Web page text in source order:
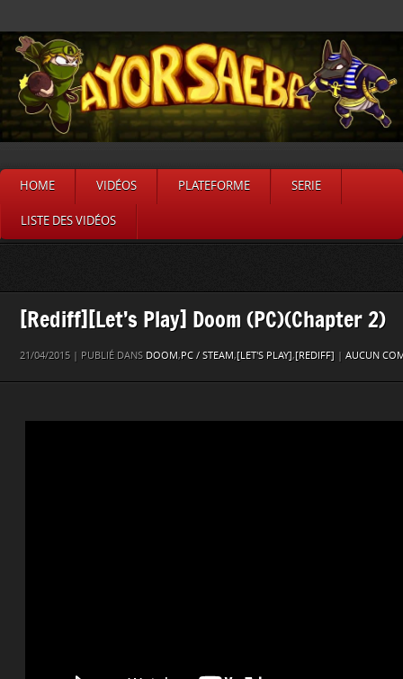
HOME VIDÉOS PLATEFORME SERIE
LISTE DES VIDÉOS
[Rediff][Let’s Play] Doom (PC)(Chapter 2)
21/04/2015 | PUBLIÉ DANS DOOM,PC / STEAM,[LET'S PLAY],[REDIFF] AUCUN